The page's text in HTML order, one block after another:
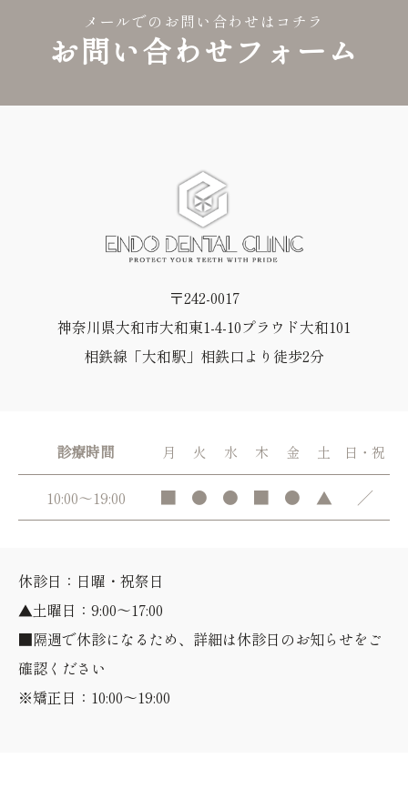
メールでのお問い合わせはコチラ
お問い合わせフォーム
〒242-0017
神奈川県大和市大和東1-4-10プラウド大和101
相鉄線「大和駅」相鉄口より徒歩2分
診療時間 月 火 水 木 金 土 日・祝
10:00～19:00 ■ ● ● ■ ● ▲ ／
休診日：日曜・祝祭日
▲土曜日：9:00～17:00
■隔週で休診になるため、詳細は休診日のお知らせをご
確認ください
※矯正日：10:00～19:00